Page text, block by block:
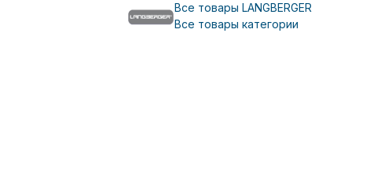
Все товары LANGBERGER
Все товары категории